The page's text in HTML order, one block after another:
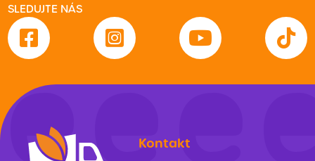
SLEDUJTE NÁS
Kontakt